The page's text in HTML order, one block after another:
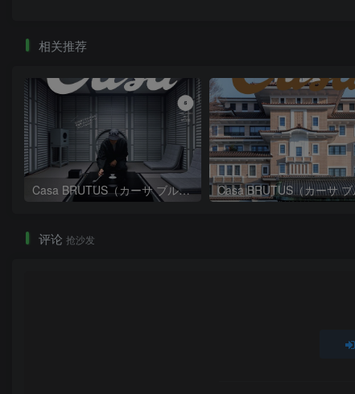
相关推荐
Casa BRUTUS（カーサ ブルータス）2026年5月号
评论 抢沙发